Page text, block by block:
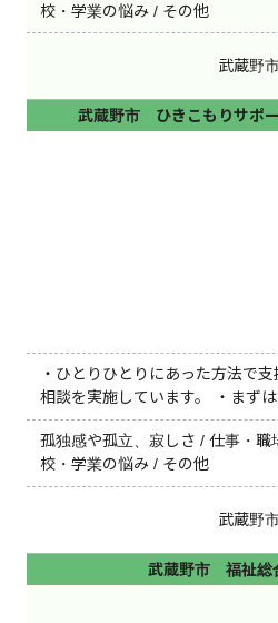
校・学業の悩み / その他
武蔵野
武蔵野市 ひきこもりサポー
・ひとりひとりにあった方法で
相談を実施しています。 ・まずは
孤独感や孤立、寂しさ / 仕事・
校・学業の悩み / その他
武蔵野
武蔵野市 福祉総